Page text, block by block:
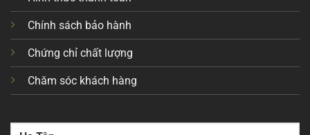
Chính sách bảo hành
Chứng chỉ chất lượng
Chăm sóc khách hàng